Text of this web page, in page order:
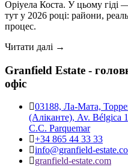
Оріуела Коста. У цьому гіді
тут у 2026 році: райони,
процес.
Читати далі →
Granfield Estate -
офіс
03188, Ла-Мата,
(Аліканте), Av. Bélgica
C.C. Parquemar
+34 865 44 33 33
info@granfield-
granfield-estate.com